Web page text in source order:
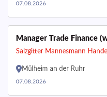
07.08.2026
Manager Trade Finance
Salzgitter Mannesmann
Mülheim an der Ruhr
07.08.2026